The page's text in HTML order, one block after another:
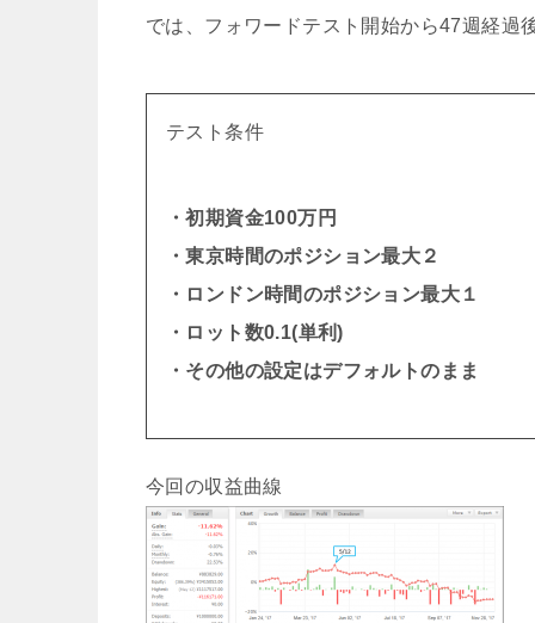
では、フォワードテスト開始から47週経過
テスト条件
・初期資金100万円
・東京時間のポジション最大２
・ロンドン時間のポジション最大１
・ロット数0.1(単利)
・その他の設定はデフォルトのまま
今回の収益曲線